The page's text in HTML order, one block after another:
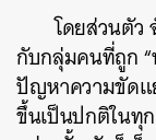
โดยส่วนตัว
กับกลุ่มคนที่ถูก “
ปัญหาความขัดแ
ขึ้นเป็นปกติในทุ